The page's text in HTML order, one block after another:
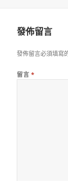
發佈留言
發佈留言必須填寫
留言 *